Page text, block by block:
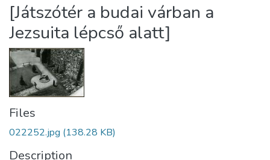
Statistics
About us
[Játszótér a budai várban a
Jezsuita lépcső alatt]
Files
022252.jpg (138.28 KB)
Description